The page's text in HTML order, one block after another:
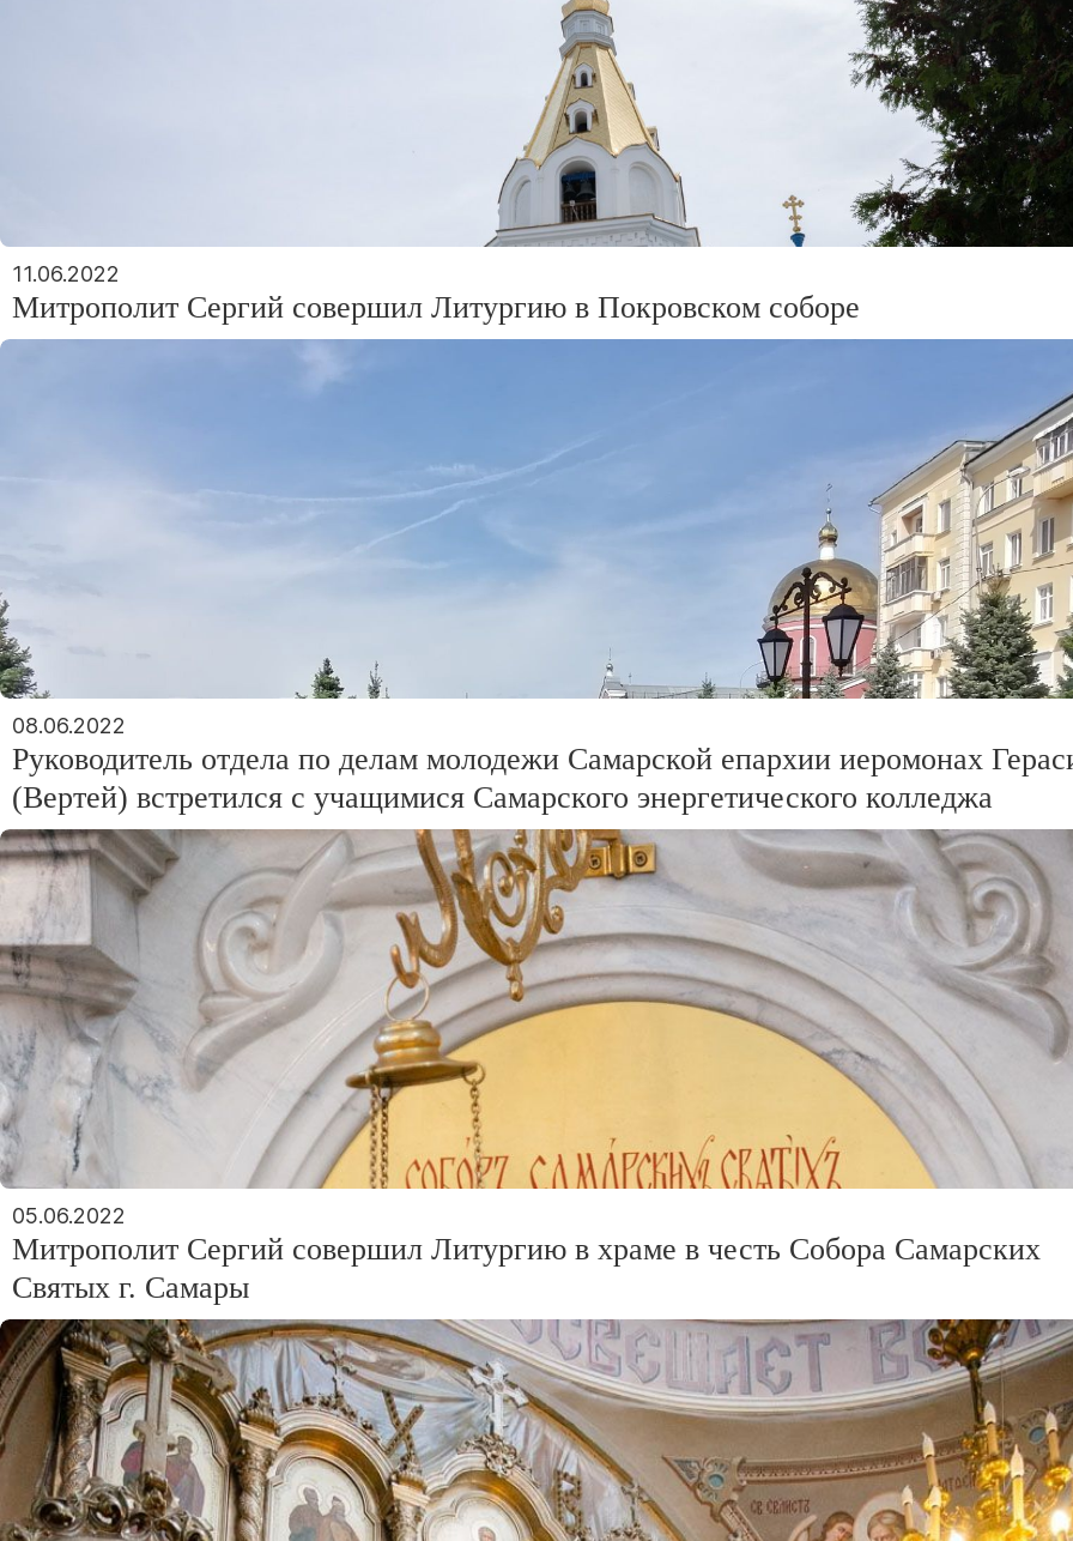
11.06.2022
Митрополит Сергий совершил Литургию в Покровском соборе
08.06.2022
Руководитель отдела по делам молодежи Самарской епархии иеромонах
(Вертей) встретился с учащимися Самарского энергетического колледжа
05.06.2022
Митрополит Сергий совершил Литургию в храме в честь Собора Самарских
Святых г. Самары